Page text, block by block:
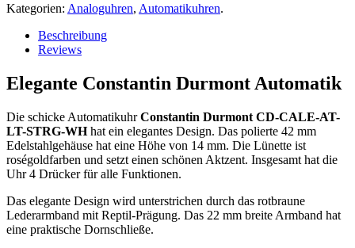
Kategorien: Analoguhren, Automatikuhren.
Beschreibung
Reviews
Elegante Constantin Durmont Automatik
Die schicke AutomatikuhrConstantin Durmont CD-CALE-AT-
LT-STRG-WHhat ein elegantes Design. Das polierte 42 mm
Edelstahlgehäuse hat eine Höhe von 14 mm. Die Lünette ist
roségoldfarben und setzt einen schönen Aktzent. Insgesamt hat die
Uhr 4 Drücker für alle Funktionen.
Das elegante Design wird unterstrichen durch das rotbraune
Lederarmband mit Reptil-Prägung. Das 22 mm breite Armband hat
eine praktische Dornschließe.